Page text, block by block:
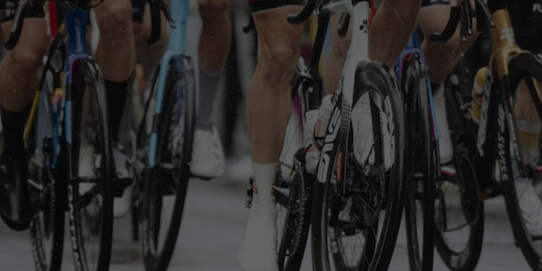
Die Škoda Tour de Luxembourg ist das erste